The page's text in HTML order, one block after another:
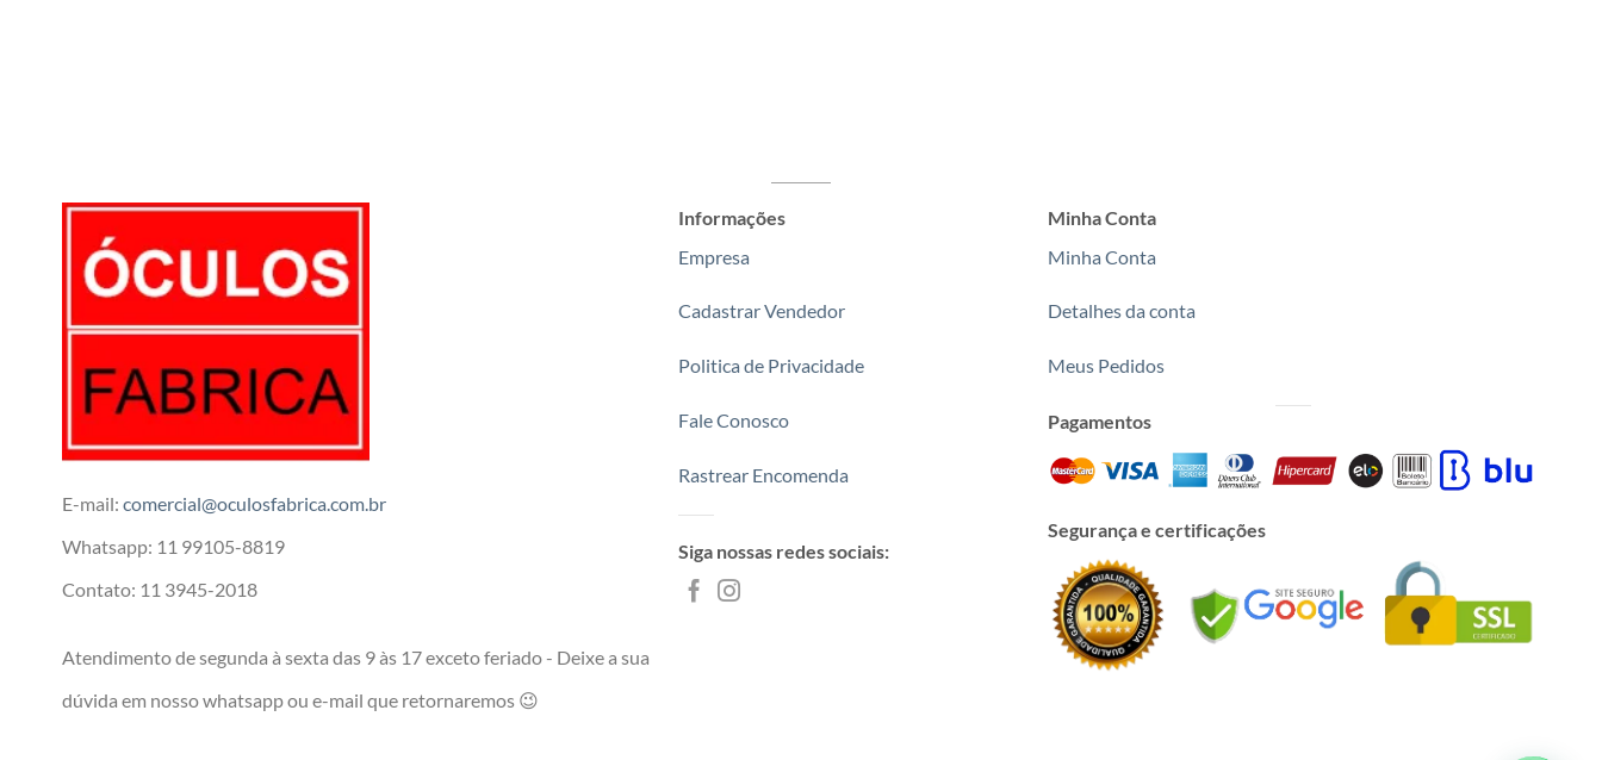
E-mail: comercial@oculosfabrica.com.br
Whatsapp: 11 99105-8819
Contato: 11 3945-2018
Atendimento de segunda à sexta das 9 às 17 exceto feriado - Deixe a sua
dúvida em nosso whatsapp ou e-mail que retornaremos 😉
Informações
Empresa
Cadastrar Vendedor
Politica de Privacidade
Fale Conosco
Rastrear Encomenda
Siga nossas redes sociais:
Minha Conta
Minha Conta
Detalhes da conta
Meus Pedidos
Pagamentos
Segurança e certificações